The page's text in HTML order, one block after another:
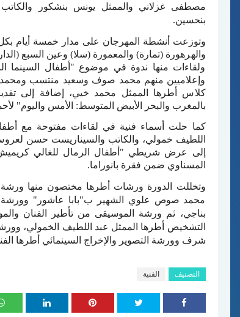
مصطفى غزلاني والممثل يونس بنشكور
بنحسين.
وتوزعت أنشطة المهرجان على مدار خمسة أيام بكل
والهرهورة (تمارة) والمعمورة (سلا) وعين السبع
ولقاءات منها ندوة في موضوع "أطفال السينما
وإعلاميين منهم محمد صوف وسعيد منتسب ومحمد
كلاس أطرها الممثل محمد خيي، إضافة إلى
بالمغرب والبحر الأبيض المتوسط: الأمس واليوم"
كما حلت أسماء فنية في لقاءات مفتوحة مع
اللطيف خمولي، والكاتب والسيناريست حسن
إلى عرض شريطي "أطفال الرمال للغالي
المسناوي ضمن فقرة بانوراما.
وتخللت الدورة ورشات أطرها مختصون منها ورشة
محمد صوص علوي الشهير ب"بابا عاشور" وورشة
بناجي، ثم ورشة الموسيقى من تأطير الفنان
التشخيص أطرها الممثل عبد اللطيف الخمولي،
شرف وورشة التصوير والإخراج السينمائي أطرها
التصنيف الفنية